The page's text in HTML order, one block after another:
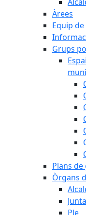
Àrees
Equip
Grups
Plans
Òrgans
Ple